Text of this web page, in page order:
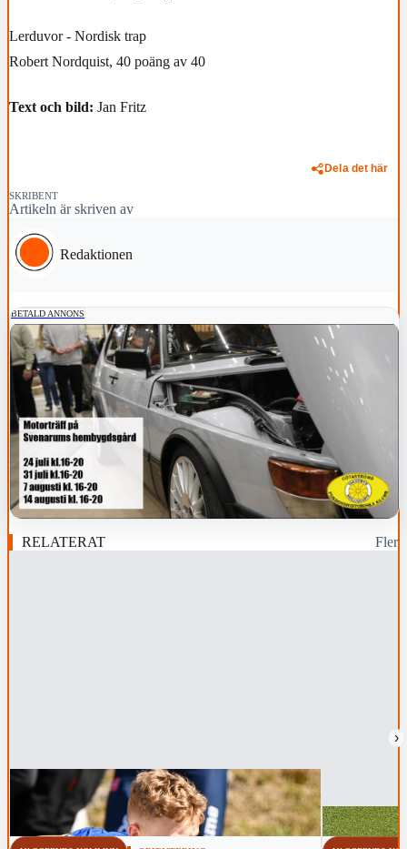
Lerduvor - Nordisk trap
Robert Nordquist, 40 poäng av 40
Text och bild: Jan Fritz
Dela det här
SKRIBENT
Artikeln är skriven av
Redaktionen
BETALD ANNONS
RELATERAT Fler
›